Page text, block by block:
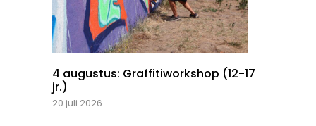
4 augustus: Graffitiworkshop (12-17
jr.)
20 juli 2026